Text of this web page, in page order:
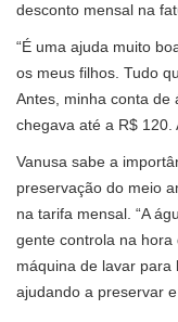
desconto mensal na
“É uma ajuda muito
os meus filhos. Tudo
Antes, minha conta de
chegava até a R$ 120.
Vanusa sabe a
preservação do meio
na tarifa mensal. “A
gente controla na
máquina de lavar para
ajudando a preservar